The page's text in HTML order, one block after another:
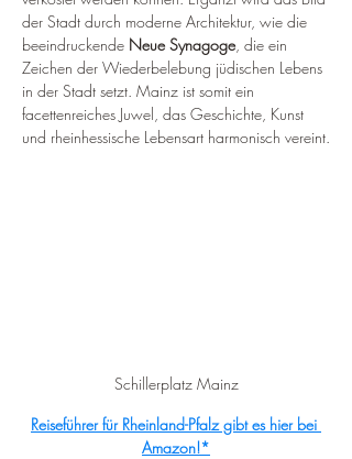
der Stadt durch moderne Architektur, wie die
beeindruckende Neue Synagoge, die ein
Zeichen der Wiederbelebung jüdischen Lebens
in der Stadt setzt. Mainz ist somit ein
facettenreiches Juwel, das Geschichte, Kunst
und rheinhessische Lebensart harmonisch vereint.
Schillerplatz Mainz
Reiseführer für Rheinland-Pfalz gibt es hier bei
Amazon!*